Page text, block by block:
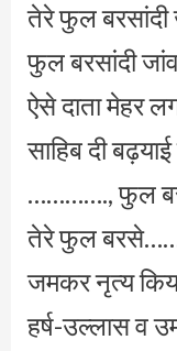
तेरे फुल बरसांदी
फुल बरसांदी
ऐसे दाता मेहर
साहिब दी
…………., फुल
तेरे फुल
जमकर नृत्य
हर्ष-उल्लास